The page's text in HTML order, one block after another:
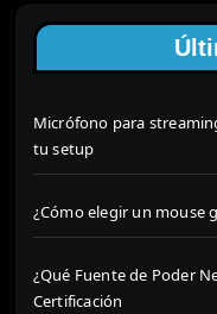
Micrófono para
tu setup
¿Cómo elegir un mouse
¿Qué Fuente de Poder
Certificación